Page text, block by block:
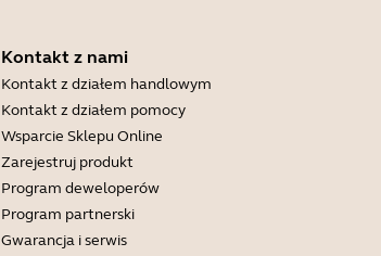
Kontakt z nami
Kontakt z działem handlowym
Kontakt z działem pomocy
Wsparcie Sklepu Online
Zarejestruj produkt
Program deweloperów
Program partnerski
Gwarancja i serwis